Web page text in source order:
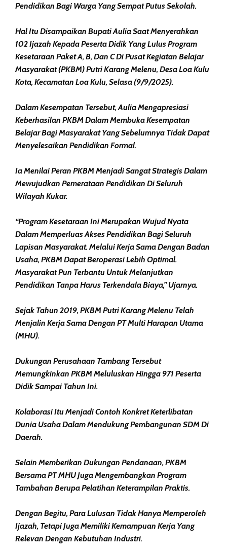
Pendidikan Bagi Warga Yang Sempat Putus Sekolah.
Hal Itu Disampaikan Bupati Aulia Saat Menyerahkan
102 Ijazah Kepada Peserta Didik Yang Lulus Program
Kesetaraan Paket A, B, Dan C Di Pusat Kegiatan Belajar
Masyarakat (PKBM) Putri Karang Melenu, Desa Loa Kulu
Kota, Kecamatan Loa Kulu, Selasa (9/9/2025).
Dalam Kesempatan Tersebut, Aulia Mengapresiasi
Keberhasilan PKBM Dalam Membuka Kesempatan
Belajar Bagi Masyarakat Yang Sebelumnya Tidak Dapat
Menyelesaikan Pendidikan Formal.
Ia Menilai Peran PKBM Menjadi Sangat Strategis Dalam
Mewujudkan Pemerataan Pendidikan Di Seluruh
Wilayah Kukar.
“Program Kesetaraan Ini Merupakan Wujud Nyata
Dalam Memperluas Akses Pendidikan Bagi Seluruh
Lapisan Masyarakat. Melalui Kerja Sama Dengan Badan
Usaha, PKBM Dapat Beroperasi Lebih Optimal.
Masyarakat Pun Terbantu Untuk Melanjutkan
Pendidikan Tanpa Harus Terkendala Biaya,” Ujarnya.
Sejak Tahun 2019, PKBM Putri Karang Melenu Telah
Menjalin Kerja Sama Dengan PT Multi Harapan Utama
(MHU).
Dukungan Perusahaan Tambang Tersebut
Memungkinkan PKBM Meluluskan Hingga 971 Peserta
Didik Sampai Tahun Ini.
Kolaborasi Itu Menjadi Contoh Konkret Keterlibatan
Dunia Usaha Dalam Mendukung Pembangunan SDM Di
Daerah.
Selain Memberikan Dukungan Pendanaan, PKBM
Bersama PT MHU Juga Mengembangkan Program
Tambahan Berupa Pelatihan Keterampilan Praktis.
Dengan Begitu, Para Lulusan Tidak Hanya Memperoleh
Ijazah, Tetapi Juga Memiliki Kemampuan Kerja Yang
Relevan Dengan Kebutuhan Industri.